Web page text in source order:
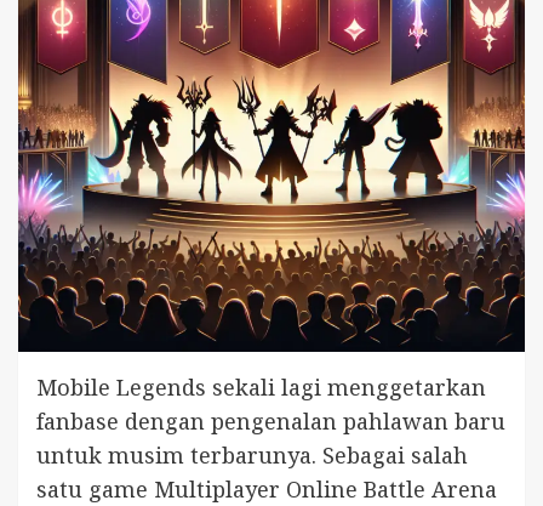
Mobile Legends sekali lagi menggetarkan
fanbase dengan pengenalan pahlawan baru
untuk musim terbarunya. Sebagai salah
satu game Multiplayer Online Battle Arena